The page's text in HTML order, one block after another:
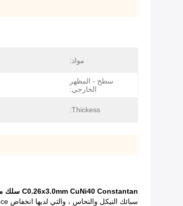
مواد:
سطح - المظهر
الخارجي:
Thickess:
C0.26x3.0mm CuNi40 Constantan سلك مسطح CuNi44 Constantan الشريط الأسلاك CuNi45 سبيكة
سبائك النيكل والنحاس ، والتي لديها انخفاض resisitance الكهربائية ، ومقاومة للحرارة جيدة ومقاومة للتآكل ، من السهل أن تتم معالجتها وتؤدي ملحومة.